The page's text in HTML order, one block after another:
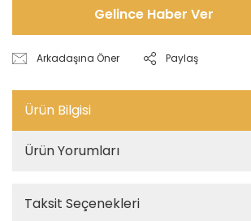
Gelince Haber Ver
Arkadaşına Öner Paylaş
Ürün Bilgisi
Ürün Yorumları
Taksit Seçenekleri